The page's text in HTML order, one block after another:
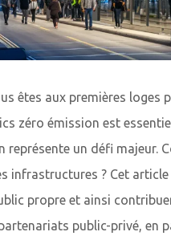
êtes aux premières loges
zéro émission est
un défi majeur.
infrastructures ? Cet
propre et ainsi
public-privé, en